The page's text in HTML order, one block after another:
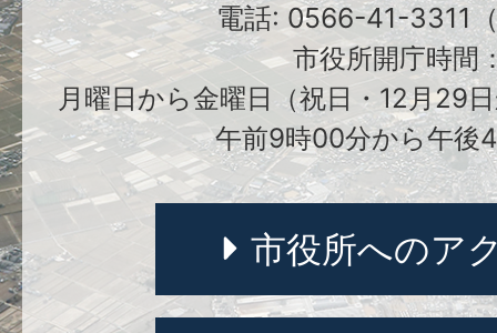
電話: 0566-41-3311
市役所開庁時間
月曜日から金曜日（祝日・12月29
午前9時00分から午後
市役所へのア